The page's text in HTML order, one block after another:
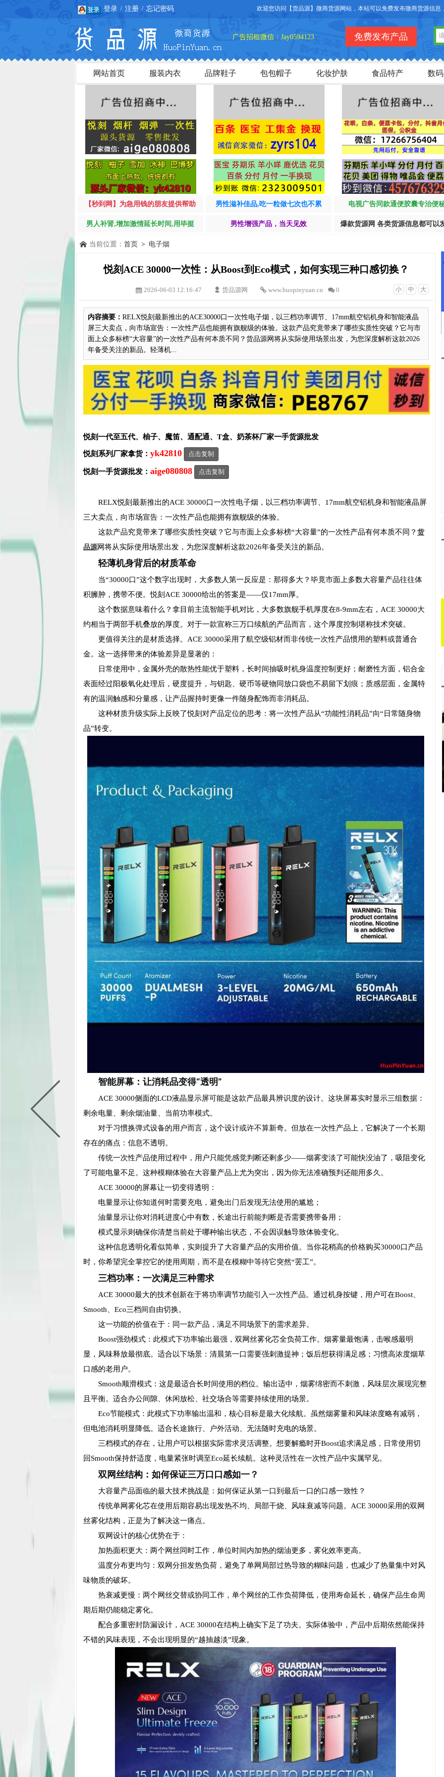
登录 / 注册 / 忘记密码
广告招租微信：Jay0594123 免费发布产品
网站首页 服装内衣 品牌鞋子 包包帽子 化妆护肤 食品特产 数
【秒到网】为急用钱的朋友提供帮助 男性滋补佳品,吃一粒做七次也不累 电视广告同款通便胶囊专治便
男人补肾,增加激情延长时间,用毕挺 男性增强产品，当天见效 爆款货源网 各类货源信息都可以
当前位置： 首页 > 电子烟
悦刻ACE 30000一次性：从Boost到Eco模式，如何实现三种口感切换？
小 中 大
2026-06-03 12:16:47 货品源网 www.huopinyuan.cn 0
内容摘要： RELX悦刻最新推出的ACE30000口一次性电子烟，以三档功率调节、17mm航空铝机身和智能液晶
屏三大卖点，向市场宣告：一次性产品也能拥有旗舰级的体验。这款产品究竟带来了哪些实质性突破？它与市
面上众多标榜“大容量”的一次性产品有何本质不同？货品源网将从实际使用场景出发，为您深度解析这款2026
年备受关注的新品。轻薄机...
悦刻一代至五代、柚子、魔笛、通配通、T盒、奶茶杯厂家一手货源批发
悦刻系列厂家拿货： yk42810 点击复制
悦刻一手货源批发： aige080808 点击复制
RELX悦刻最新推出的ACE 30000口一次性电子烟，以三档功率调节、17mm航空铝机身和智能液晶屏
三大卖点，向市场宣告：一次性产品也能拥有旗舰级的体验。
这款产品究竟带来了哪些实质性突破？它与市面上众多标榜“大容量”的一次性产品有何本质不同？ 货
品源网将从实际使用场景出发，为您深度解析这款2026年备受关注的新品。
轻薄机身背后的材质革命
当“30000口”这个数字出现时，大多数人第一反应是：那得多大？毕竟市面上多数大容量产品往往体
积臃肿，携带不便。悦刻ACE 30000给出的答案是——仅17mm厚。
这个数据意味着什么？拿目前主流智能手机对比，大多数旗舰手机厚度在8-9mm左右，ACE 30000大
约相当于两部手机叠放的厚度。对于一款宣称三万口续航的产品而言，这个厚度控制堪称技术突破。
更值得关注的是材质选择。ACE 30000采用了航空级铝材而非传统一次性产品惯用的塑料或普通合
金。这一选择带来的体验差异是显著的：
日常使用中，金属外壳的散热性能优于塑料，长时间抽吸时机身温度控制更好；耐磨性方面，铝合金
表面经过阳极氧化处理后，硬度提升，与钥匙、硬币等硬物同放口袋也不易留下划痕；质感层面，金属特
有的温润触感和分量感，让产品握持时更像一件随身配饰而非消耗品。
这种材质升级实际上反映了悦刻对产品定位的思考：将一次性产品从“功能性消耗品”向“日常随身物
品”转变。
智能屏幕：让消耗品变得“透明”
ACE 30000侧面的LCD液晶显示屏可能是这款产品最具辨识度的设计。这块屏幕实时显示三组数据：
剩余电量、剩余烟油量、当前功率模式。
对于习惯换弹式设备的用户而言，这个设计或许不算新奇。但放在一次性产品上，它解决了一个长期
存在的痛点：信息不透明。
传统一次性产品使用过程中，用户只能凭感觉判断还剩多少——烟雾变淡了可能快没油了，吸阻变化
了可能电量不足。这种模糊体验在大容量产品上尤为突出，因为你无法准确预判还能用多久。
ACE 30000的屏幕让一切变得透明：
电量显示让你知道何时需要充电，避免出门后发现无法使用的尴尬；
油量显示让你对消耗进度心中有数，长途出行前能判断是否需要携带备用；
模式显示则确保你清楚当前处于哪种输出状态，不会因误触导致体验变化。
这种信息透明化看似简单，实则提升了大容量产品的实用价值。当你花稍高的价格购买30000口产品
时，你希望完全掌控它的使用周期，而不是在模糊中等待它突然“罢工”。
三档功率：一次满足三种需求
ACE 30000最大的技术创新在于将功率调节功能引入一次性产品。通过机身按键，用户可在Boost、
Smooth、Eco三档间自由切换。
这一功能的价值在于：同一款产品，满足不同场景下的需求差异。
Boost强劲模式：此模式下功率输出最强，双网丝雾化芯全负荷工作。烟雾量最饱满，击喉感最明
显，风味释放最彻底。适合以下场景：清晨第一口需要强刺激提神；饭后想获得满足感；习惯高浓度烟草
口感的老用户。
Smooth顺滑模式：这是最适合长时间使用的档位。输出适中，烟雾绵密而不刺激，风味层次展现完整
且平衡。适合办公间隙、休闲放松、社交场合等需要持续使用的场景。
Eco节能模式：此模式下功率输出温和，核心目标是最大化续航。虽然烟雾量和风味浓度略有减弱，
但电池消耗明显降低。适合长途旅行、户外活动、无法随时充电的场景。
三档模式的存在，让用户可以根据实际需求灵活调整。想要解瘾时开Boost追求满足感，日常使用切
回Smooth保持舒适度，电量紧张时调至Eco延长续航。这种灵活性在一次性产品中实属罕见。
双网丝结构：如何保证三万口口感如一？
大容量产品面临的最大技术挑战是：如何保证从第一口到最后一口的口感一致性？
传统单网雾化芯在使用后期容易出现发热不均、局部干烧、风味衰减等问题。ACE 30000采用的双网
丝雾化结构，正是为了解决这一痛点。
双网设计的核心优势在于：
加热面积更大：两个网丝同时工作，单位时间内加热的烟油更多，雾化效率更高。
温度分布更均匀：双网分担发热负荷，避免了单网局部过热导致的糊味问题，也减少了热量集中对风
味物质的破坏。
热衰减更慢：两个网丝交替或协同工作，单个网丝的工作负荷降低，使用寿命延长，确保产品生命周
期后期仍能稳定雾化。
配合多重密封防漏设计，ACE 30000在结构上确实下足了功夫。实际体验中，产品中后期依然能保持
不错的风味表现，不会出现明显的“越抽越淡”现象。